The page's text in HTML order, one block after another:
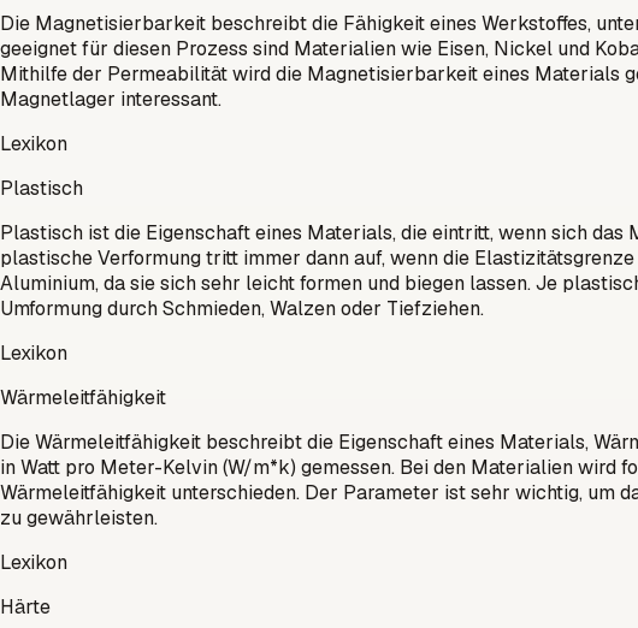
Die Magnetisierbarkeit beschreibt die Fähigkeit eines Werkstoffes,
geeignet für diesen Prozess sind Materialien wie Eisen, Nickel und
Mithilfe der Permeabilität wird die Magnetisierbarkeit eines Materials
Magnetlager interessant.
Lexikon
Plastisch
Plastisch ist die Eigenschaft eines Materials, die eintritt, wenn sich
plastische Verformung tritt immer dann auf, wenn die
Aluminium, da sie sich sehr leicht formen und biegen lassen. Je
Umformung durch Schmieden, Walzen oder Tiefziehen.
Lexikon
Wärmeleitfähigkeit
Die Wärmeleitfähigkeit beschreibt die Eigenschaft eines Materials,
in Watt pro Meter-Kelvin (W/m*k) gemessen. Bei den Materialien
Wärmeleitfähigkeit unterschieden. Der Parameter ist sehr wichtig, um
zu gewährleisten.
Lexikon
Härte